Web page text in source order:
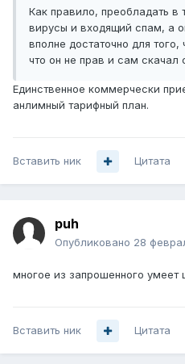
Как правило, преобладать в
вирусы и входящий спам, а
вполне достаточно для того,
что он не прав и сам скачал
Единственное коммерчески
анлимный тарифный план.
Вставить ник Цитата
puh
Опубликовано 28
многое из запрошенного умеет
Вставить ник Цитата